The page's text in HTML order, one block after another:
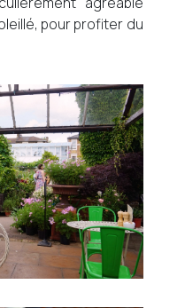
pour profiter du